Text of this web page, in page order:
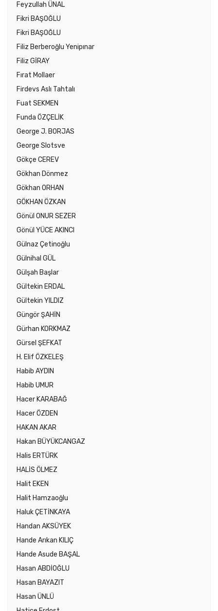
Feyzullah ÜNAL
Fikri BAŞOĞLU
Fikri BAŞOĞLU
Filiz Berberoğlu Yenipınar
Filiz GİRAY
Fırat Mollaer
Firdevs Aslı Tahtalı
Fuat SEKMEN
Funda ÖZÇELİK
George J. BORJAS
George Slotsve
Gökçe CEREV
Gökhan Dönmez
Gökhan ORHAN
GÖKHAN ÖZKAN
Gönül ONUR SEZER
Gönül YÜCE AKINCI
Gülnaz Çetinoğlu
Gülnihal GÜL
Gülşah Başlar
Gültekin ERDAL
Gültekin YILDIZ
Güngör ŞAHİN
Gürhan KORKMAZ
Gürsel ŞEFKAT
H. Elif ÖZKELEŞ
Habib AYDIN
Habib UMUR
Hacer KARABAĞ
Hacer ÖZDEN
HAKAN AKAR
Hakan BÜYÜKCANGAZ
Halis ERTÜRK
HALİS ÖLMEZ
Halit EKEN
Halit Hamzaoğlu
Haluk ÇETİNKAYA
Handan AKSÜYEK
Hande Arıkan KILIÇ
Hande Asude BAŞAL
Hasan ABDİOĞLU
Hasan BAYAZIT
Hasan ÜNLÜ